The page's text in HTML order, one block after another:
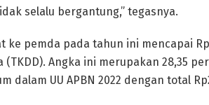
selalu bergantung,” tegasnya.
ke pemda pada tahun ini mencapai
Angka ini merupakan 28,35
dalam UU APBN 2022 dengan total